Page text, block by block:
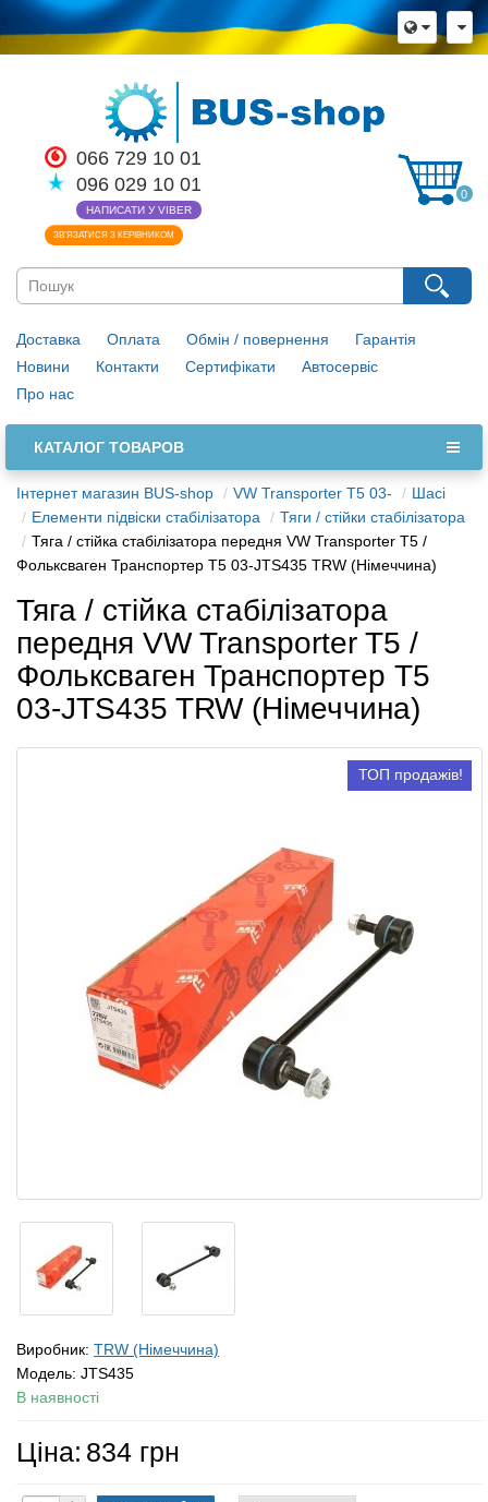
066 729 10 01
096 029 10 01
НАПИСАТИ У VIBER
ЗВ’ЯЗАТИСЯ З КЕРІВНИКОМ
0
Доставка Оплата Обмін / повернення
Гарантія
Новини
Контакти Сертифікати
Автосервіс
Про нас
КАТАЛОГ ТОВАРОВ
Інтернет магазин BUS-shop VW Transporter T5 03-
Шасі
Елементи підвіски стабілізатора
Тяги / стійки стабілізатора
Тяга / стійка стабілізатора передня VW Transporter T5 /
Фольксваген Транспортер Т5 03-JTS435 TRW (Німеччина)
Тяга / стійка стабілізатора
передня VW Transporter T5 /
Фольксваген Транспортер Т5
03-JTS435 TRW (Німеччина)
ТОП продажів!
Виробник: TRW (Німеччина)
Модель: JTS435
В наявності
Ціна: 834 грн